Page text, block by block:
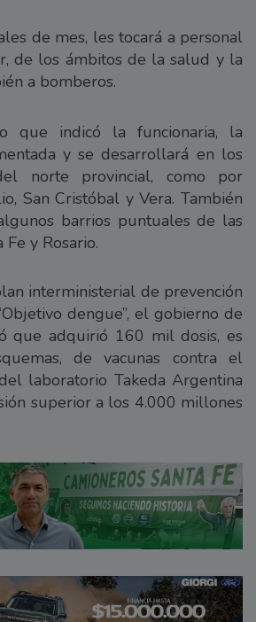
de mes, les tocará a personal
de los ámbitos de la salud y la
a bomberos.
que indicó la funcionaria, la
y se desarrollará en los
norte provincial, como por
San Cristóbal y Vera. También
barrios puntuales de las
y Rosario.
interministerial de prevención
dengue”, el gobierno de
que adquirió 160 mil dosis, es
de vacunas contra el
laboratorio Takeda Argentina
superior a los 4.000 millones